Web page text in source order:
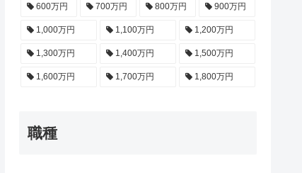
600万円 700万円 800万円 900万円
1,000万円 1,100万円 1,200万円
1,300万円 1,400万円 1,500万円
1,600万円 1,700万円 1,800万円
職種